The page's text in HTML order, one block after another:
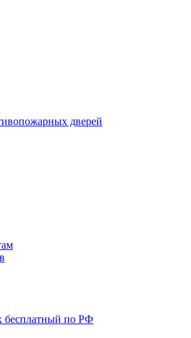
дверей
бесплатный по РФ